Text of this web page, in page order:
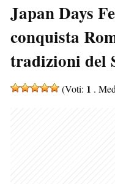
Japan Days
conquista
tradizioni del
(Voti: 1 .